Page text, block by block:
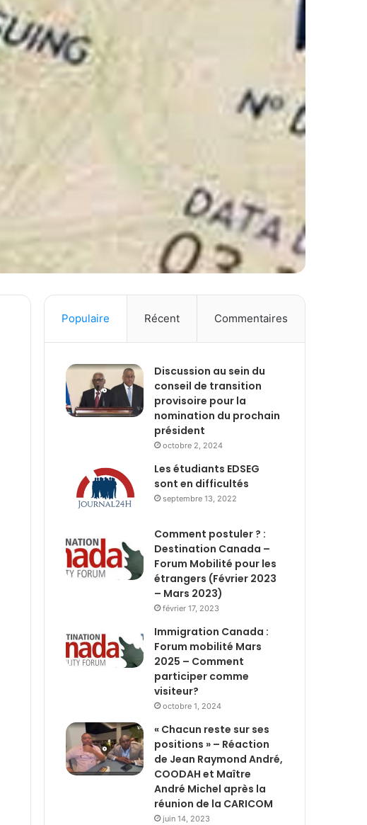
Populaire Récent Commentaires
Discussion au sein du
conseil de transition
provisoire pour la
nomination du prochain
président
octobre 2, 2024
Les étudiants EDSEG
sont en difficultés
septembre 13, 2022
Comment postuler ? :
Destination Canada –
Forum Mobilité pour les
étrangers (Février 2023
– Mars 2023)
février 17, 2023
Immigration Canada :
Forum mobilité Mars
2025 – Comment
participer comme
visiteur?
octobre 1, 2024
« Chacun reste sur ses
positions » – Réaction
de Jean Raymond André,
COODAH et Maître
André Michel après la
réunion de la CARICOM
juin 14, 2023